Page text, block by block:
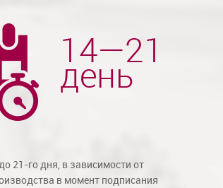
21-го дня, в зависимости от
в момент подписания